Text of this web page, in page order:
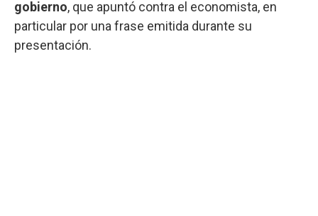
gobierno, que apuntó contra el economista, en
particular por una frase emitida durante su
presentación.